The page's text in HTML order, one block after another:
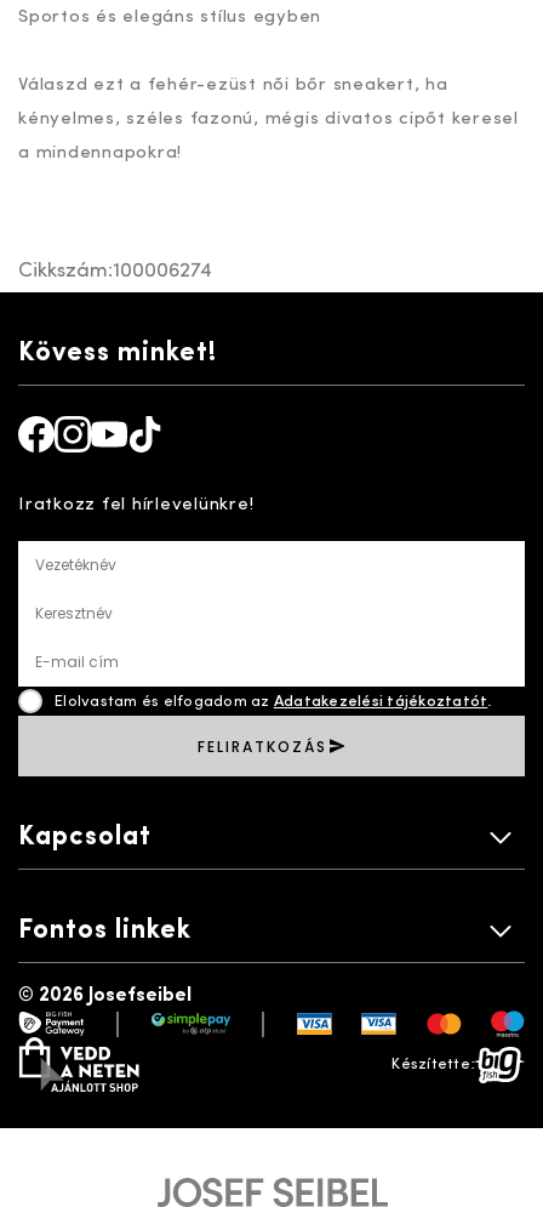
Sportos és elegáns stílus egyben
Válaszd ezt a fehér-ezüst női bőr sneakert, ha
kényelmes, széles fazonú, mégis divatos cipőt keresel
a mindennapokra!
Cikkszám:100006274
Kövess minket!
Iratkozz fel hírlevelünkre!
Vezetéknév
Keresztnév
E-mail cím
Elolvastam és elfogadom az Adatakezelési tájékoztatót.
FELIRATKOZÁS
Kapcsolat
Fontos linkek
© 2026 Josefseibel
payment gatewaysimplepay
vedd a neten
Készítette:bigfish